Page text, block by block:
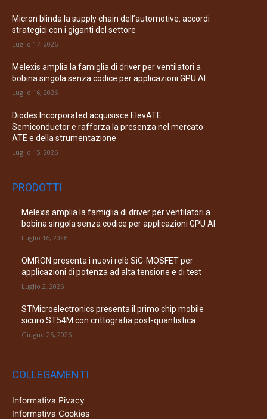
Micron blinda la supply chain dell’automotive: accordi
strategici con i giganti del settore
Luglio 17, 2026
Melexis amplia la famiglia di driver per ventilatori a
bobina singola senza codice per applicazioni GPU AI
Luglio 16, 2026
Diodes Incorporated acquisisce ElevATE
Semiconductor e rafforza la presenza nel mercato
ATE e della strumentazione
Luglio 15, 2026
PRODOTTI
Melexis amplia la famiglia di driver per ventilatori a
bobina singola senza codice per applicazioni GPU AI
Luglio 16, 2026
OMRON presenta i nuovi relè SiC-MOSFET per
applicazioni di potenza ad alta tensione e di test
Luglio 2, 2026
STMicroelectronics presenta il primo chip mobile
sicuro ST54M con crittografia post-quantistica
Giugno 25, 2026
COLLEGAMENTI
Informativa Pivacy
Informativa Cookies